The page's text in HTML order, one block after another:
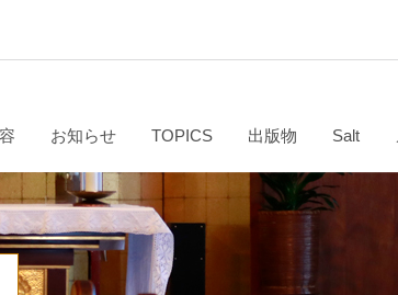
お知らせ TOPICS 出版物 Salt